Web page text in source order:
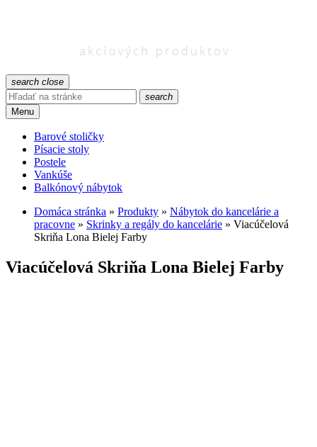
search close
search
Menu
Barové stoličky
Písacie stoly
Postele
Vankúše
Balkónový nábytok
Domáca stránka » Produkty » Nábytok do kancelárie a
pracovne » Skrinky a regály do kancelárie » Viacúčelová
Skriňa Lona Bielej Farby
Viacúčelová Skriňa Lona Bielej Farby